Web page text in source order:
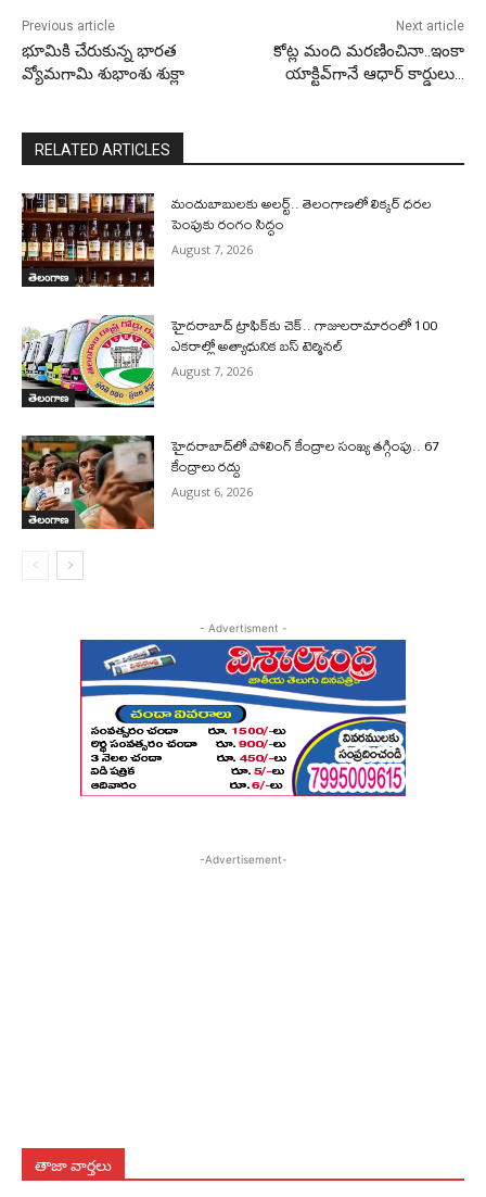
Previous article
భూమికి చేరుకున్న భారత
వ్యోమగామి శుభాంశు శుక్లా
Next article
కోట్ల మంది మరణించినా..ఇంకా
యాక్టివ్‌గానే ఆధార్ కార్డులు…
RELATED ARTICLES
తెలంగాణ
మందుబాబులకు అలర్ట్.. తెలంగాణలో లిక్కర్ ధరల
పెంపుకు రంగం సిద్ధం
August 7, 2026
తెలంగాణ
హైదరాబాద్ ట్రాఫిక్‌కు చెక్.. గాజులరామారంలో 100
ఎకరాల్లో అత్యాధునిక బస్ టెర్మినల్
August 7, 2026
తెలంగాణ
హైదరాబాద్‌లో పోలింగ్‌ కేంద్రాల సంఖ్య తగ్గింపు.. 67
కేంద్రాలు రద్దు
August 6, 2026
- Advertisment -
-Advertisement-
తాజా వార్తలు